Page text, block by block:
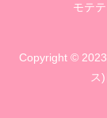
モテ
Copyright ©
ス